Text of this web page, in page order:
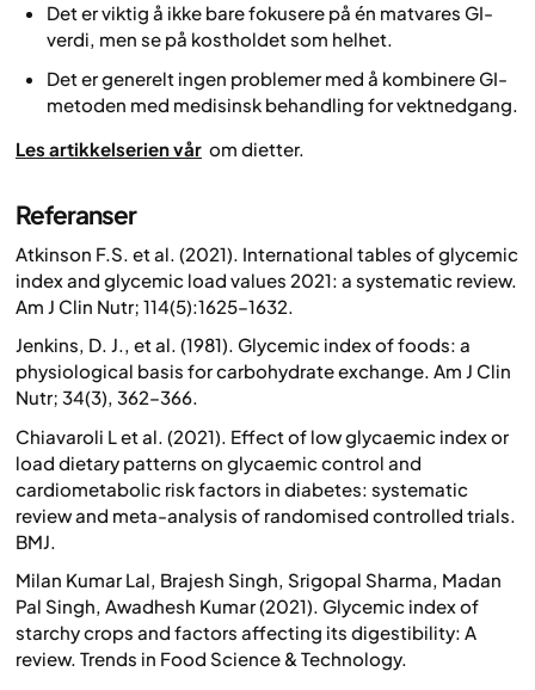
Det er viktig å ikke bare fokusere på én matvares GI-
verdi, men se på kostholdet som helhet.
Det er generelt ingen problemer med å kombinere GI-
metoden med medisinsk behandling for vektnedgang.
Les artikkelserien vår om dietter.
Referanser
Atkinson F.S. et al. (2021). International tables of glycemic
index and glycemic load values 2021: a systematic review.
Am J Clin Nutr; 114(5):1625–1632.
Jenkins, D. J., et al. (1981). Glycemic index of foods: a
physiological basis for carbohydrate exchange. Am J Clin
Nutr; 34(3), 362–366.
Chiavaroli L et al. (2021). Effect of low glycaemic index or
load dietary patterns on glycaemic control and
cardiometabolic risk factors in diabetes: systematic
review and meta-analysis of randomised controlled trials.
BMJ.
Milan Kumar Lal, Brajesh Singh, Srigopal Sharma, Madan
Pal Singh, Awadhesh Kumar (2021). Glycemic index of
starchy crops and factors affecting its digestibility: A
review. Trends in Food Science & Technology.